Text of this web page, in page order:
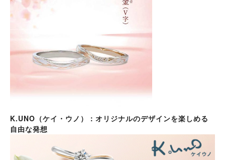
K.UNO（ケイ・ウノ）：オリジナルのデザインを楽しめる
自由な発想